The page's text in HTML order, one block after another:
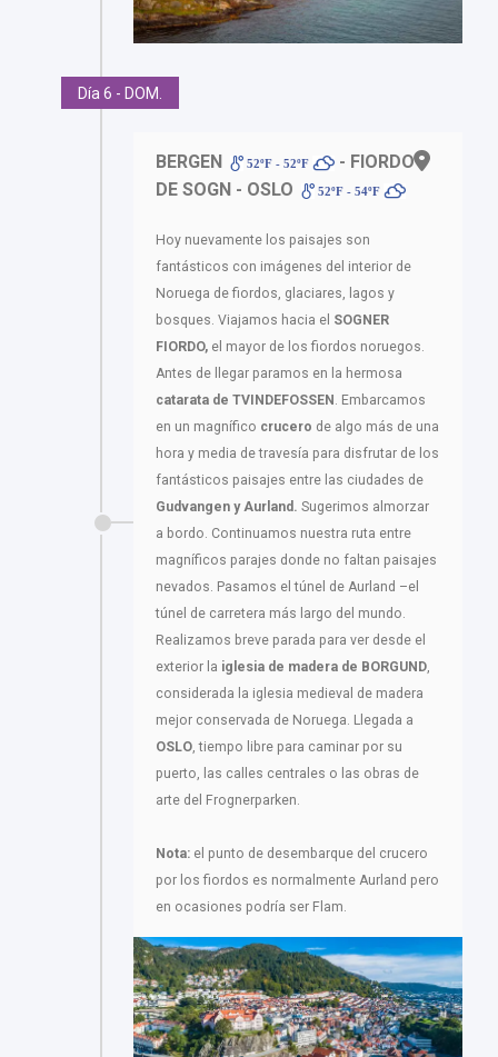
Día 6 - DOM.
BERGEN 52ºF - 52ºF
- FIORDO
DE SOGN - OSLO
52ºF - 54ºF
Hoy nuevamente los paisajes son
fantásticos con imágenes del interior de
Noruega de fiordos, glaciares, lagos y
bosques. Viajamos hacia el SOGNER
FIORDO, el mayor de los fiordos noruegos.
Antes de llegar paramos en la hermosa
catarata de TVINDEFOSSEN. Embarcamos
en un magnífico crucero de algo más de una
hora y media de travesía para disfrutar de los
fantásticos paisajes entre las ciudades de
Gudvangen y Aurland. Sugerimos almorzar
a bordo. Continuamos nuestra ruta entre
magníficos parajes donde no faltan paisajes
nevados. Pasamos el túnel de Aurland –el
túnel de carretera más largo del mundo.
Realizamos breve parada para ver desde el
exterior la iglesia de madera de BORGUND,
considerada la iglesia medieval de madera
mejor conservada de Noruega. Llegada a
OSLO, tiempo libre para caminar por su
puerto, las calles centrales o las obras de
arte del Frognerparken.
Nota: el punto de desembarque del crucero
por los fiordos es normalmente Aurland pero
en ocasiones podría ser Flam.